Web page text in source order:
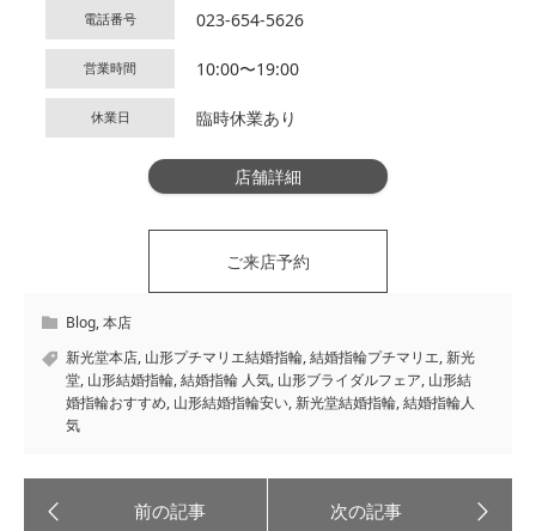
電話番号 023-654-5626
営業時間 10:00〜19:00
休業日 臨時休業あり
店舗詳細
ご来店予約
Blog,本店
新光堂本店, 山形プチマリエ結婚指輪,結婚指輪プチマリエ,新光
堂, 山形結婚指輪,結婚指輪 人気, 山形ブライダルフェア, 山形結
婚指輪おすすめ, 山形結婚指輪安い,新光堂結婚指輪,結婚指輪人
気